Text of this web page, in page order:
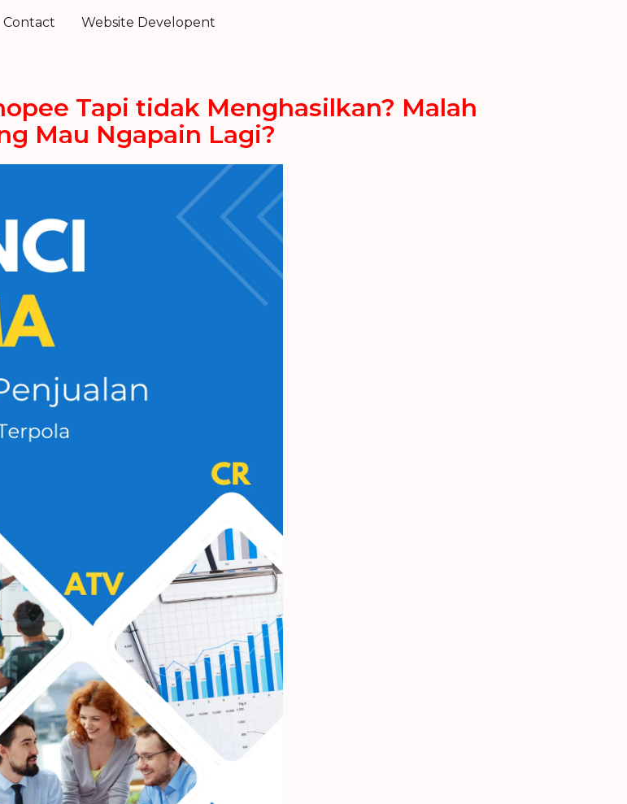
Contact Website Developent
Tapi tidak Menghasilkan? Malah
Mau Ngapain Lagi?